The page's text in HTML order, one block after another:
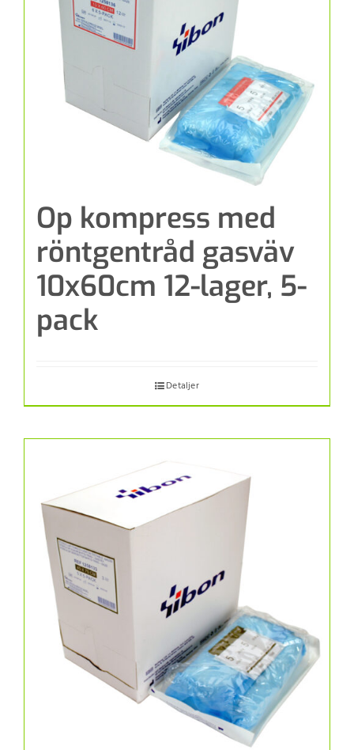
Op kompress med
röntgentråd gasväv
10x60cm 12-lager, 5-
pack
Detaljer